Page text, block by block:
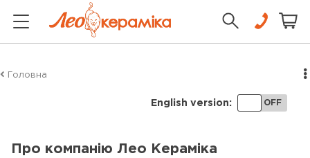
Головна
English version: OFF
Про компанію Лео Кераміка